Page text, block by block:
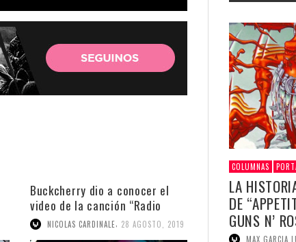
Buckcherry dio a conocer el
video de la canción “Radio
Song”NICOLAS CARDINALE 28 AGOSTO, 2019
COLUMNAS
LA
DE
GUNS N’
MAX GARCIA